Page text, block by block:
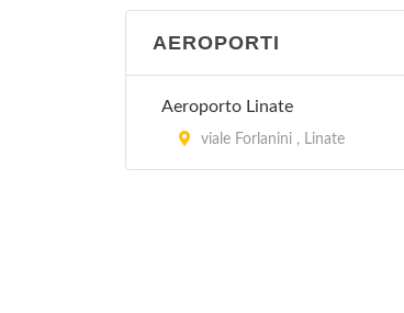
AEROPORTI
Aeroporto Linate
viale Forlanini , Linate